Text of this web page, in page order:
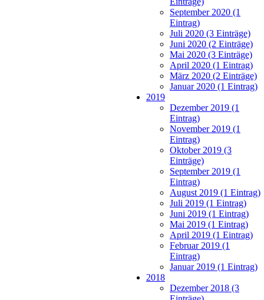
September 2020 (1
Eintrag)
Juli 2020 (3 Einträge)
Juni 2020 (2 Einträge)
Mai 2020 (3 Einträge)
April 2020 (1 Eintrag)
März 2020 (2 Einträge)
Januar 2020 (1 Eintrag)
2019
Dezember 2019 (1
Eintrag)
November 2019 (1
Eintrag)
Oktober 2019 (3
Einträge)
September 2019 (1
Eintrag)
August 2019 (1 Eintrag)
Juli 2019 (1 Eintrag)
Juni 2019 (1 Eintrag)
Mai 2019 (1 Eintrag)
April 2019 (1 Eintrag)
Februar 2019 (1
Eintrag)
Januar 2019 (1 Eintrag)
2018
Dezember 2018 (3